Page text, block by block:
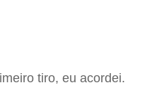
tiro, eu acordei.